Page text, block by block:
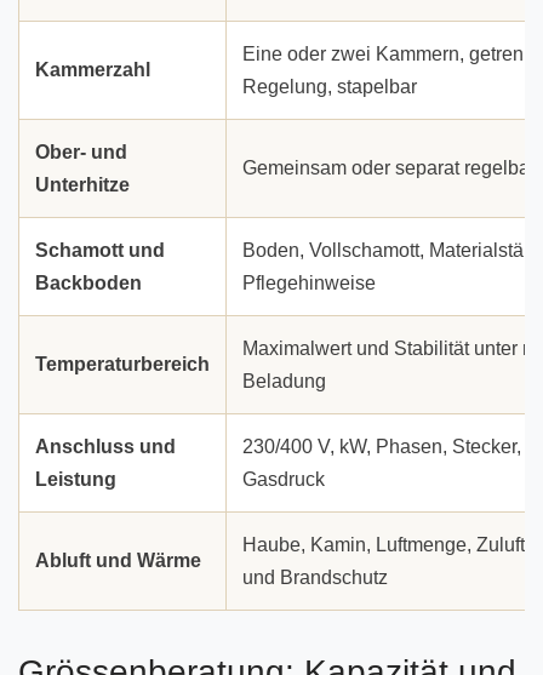
Kammerzahl
Eine oder zwei Kammern,
Regelung, stapelbar
Ober- und
Unterhitze
Gemeinsam oder separat regelbar
Schamott und
Backboden
Boden, Vollschamott,
Pflegehinweise
Temperaturbereich
Maximalwert und Stabilität unter
Beladung
Anschluss und
Leistung
230/400 V, kW, Phasen, Stecker,
Gasdruck
Abluft und Wärme
Haube, Kamin, Luftmenge, Zuluft,
und Brandschutz